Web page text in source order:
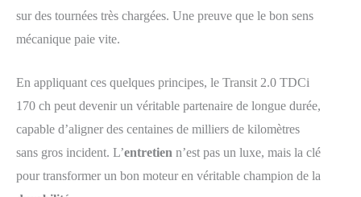
sur des tournées très chargées. Une preuve que le bon sens
mécanique paie vite.
En appliquant ces quelques principes, le Transit 2.0 TDCi
170 ch peut devenir un véritable partenaire de longue durée,
capable d’aligner des centaines de milliers de kilomètres
sans gros incident. L’entretien n’est pas un luxe, mais la clé
pour transformer un bon moteur en véritable champion de la